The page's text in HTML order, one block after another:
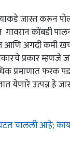
जास्त करून
गावरान कोंबडी
अगदी कमी
प्रकार म्हणजे
प्रमाणात फरक
येणारे उत्पन्न हे
चालली आहे;